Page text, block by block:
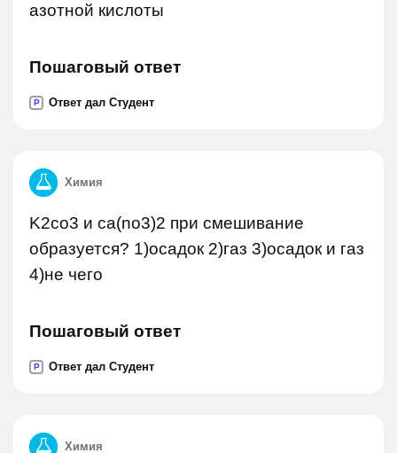
азотной кислоты
Пошаговый ответ
P Ответ дал Студент
Химия
K2co3 и ca(no3)2 при смешивание
образуется? 1)осадок 2)газ 3)осадок и газ
4)не чего
Пошаговый ответ
P Ответ дал Студент
Химия